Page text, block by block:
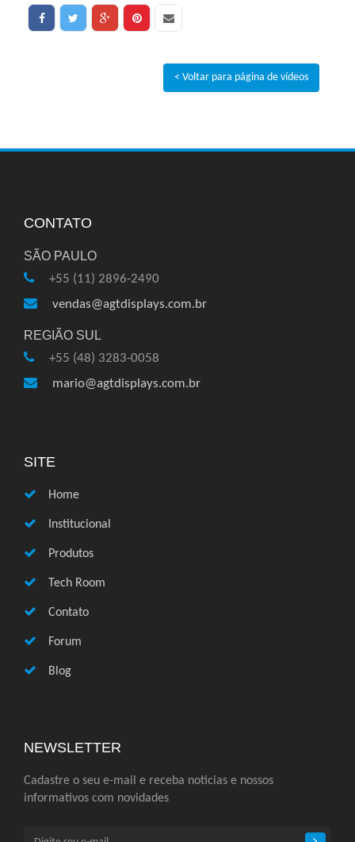
< Voltar para página de vídeos
CONTATO
SÃO PAULO
+55 (11) 2896-2490
vendas@agtdisplays.com.br
REGIÃO SUL
+55 (48) 3283-0058
mario@agtdisplays.com.br
SITE
Home
Institucional
Produtos
Tech Room
Contato
Forum
Blog
NEWSLETTER
Cadastre o seu e-mail e receba noticias e nossos
informativos com novidades